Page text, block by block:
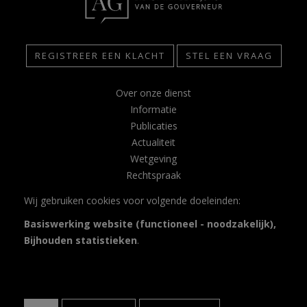
REGISTREER EEN KLACHT STEL EEN VRAAG
Over onze dienst
Informatie
Publicaties
Actualiteit
Wetgeving
Rechtspraak
Glossarium
Privacy
Disclaimer
© Copyright 2026 | Adjunct van de Gouverneur • Alle rechten
Wij gebruiken cookies voor volgende doeleinden:
Basiswerking website (functioneel - noodzakelijk),
Bijhouden statistieken.